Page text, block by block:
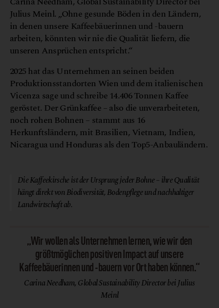
Julius Meinl. „Ohne gesunde Böden in den Ländern,
in denen unsere Kaffeebäuerinnen und -bauern
arbeiten, könnten wir nie die Qualität liefern, die
unseren Ansprüchen entspricht.“
2025 hat das Unternehmen an seinen beiden
Produktionsstandorten Wien und dem italienischen
Vicenza sage und schreibe 14.406 Tonnen Kaffee
geröstet. Der Grünkaffee – also die unverarbeiteten,
noch rohen Bohnen – stammt aus 16
Herkunftsländern, mit Brasilien, Vietnam, Indien,
Nicaragua und Honduras als den Top5-Anbauländern.
Die Kaffeekirsche ist der Ursprung jeder Bohne – ihre Qualität
hängt direkt von Biodiversität, Bodenpflege und nachhaltiger
Landwirtschaft ab.
„Wir wollen als Unternehmen lernen, wie wir den
größtmöglichen positiven Impact auf unsere
Kaffeebäuerinnen und -bauern vor Ort haben können.“
Carina Needham, Global Sustainability Director bei Julius
Meinl